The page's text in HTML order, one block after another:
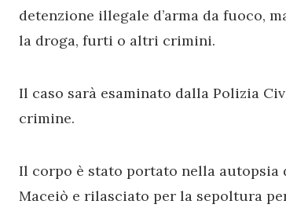
detenzione illegale d’arma da fuoco,
la droga, furti o altri crimini.
Il caso sarà esaminato dalla Polizia
crimine.
Il corpo è stato portato nella autopsia
Maceiò e rilasciato per la sepoltura